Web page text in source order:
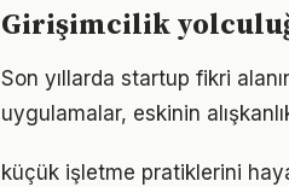
Girişimcilik
Son yıllarda startup fikri
uygulamalar, eskinin
küçük işletme pratiklerini